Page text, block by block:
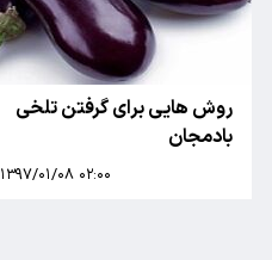
روش هایی برای گرفتن تلخی
بادمجان
۱۳۹۷/۰۱/۰۸ ۰۲:۰۰